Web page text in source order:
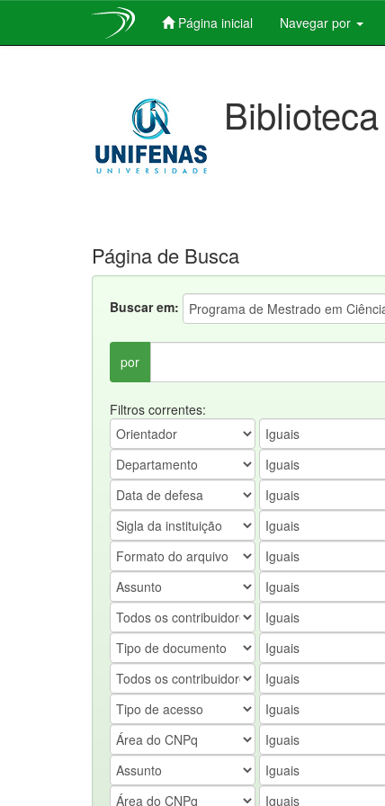
Página inicial Navegar por
Página de Busca
Buscar em:
por
Filtros correntes: